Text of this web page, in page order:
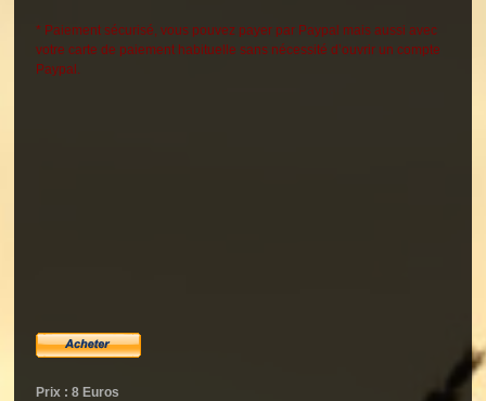
* Paiement sécurisé, vous pouvez payer par Paypal mais aussi avec
votre carte de paiement habituelle sans nécessité d’ouvrir un compte
Paypal.
Prix : 8 Euros